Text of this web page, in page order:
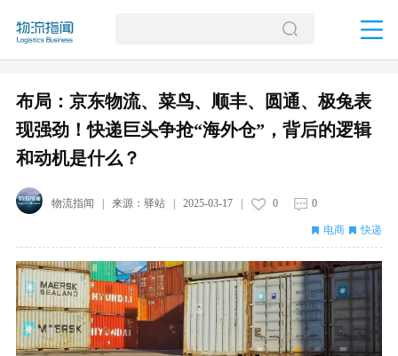
布局：京东物流、菜鸟、顺丰、圆通、极兔表
现强劲！快递巨头争抢“海外仓”，背后的逻辑
和动机是什么？
物流指闻 | 来源： 驿站| 2025-03-17| 0 0
电商 快递